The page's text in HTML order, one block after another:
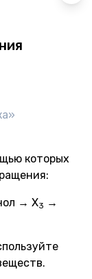
которых
→ X3 →